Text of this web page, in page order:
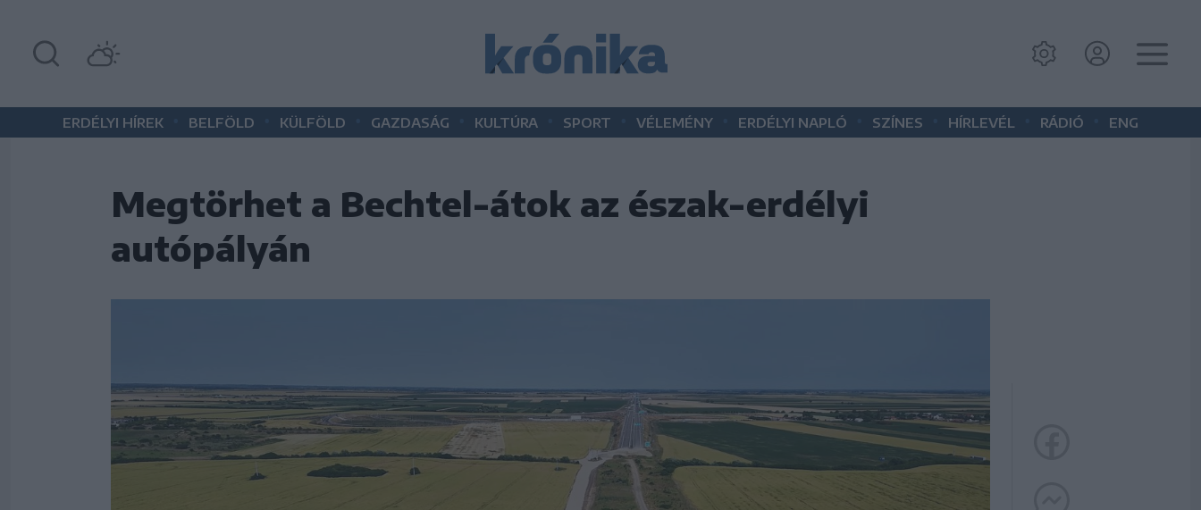
ERDÉLYI HÍREK BELFÖLD KÜLFÖLD GAZDASÁG KULTÚRA SPORT VÉLEMÉNY ERDÉLYI NAPLÓ SZÍNES HÍRLEVÉL RÁDIÓ ENG
Megtörhet a Bechtel-átok az észak-erdélyi
autópályán